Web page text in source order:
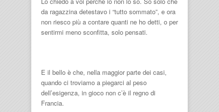
da ragazzina detestavo i “tutto sommato”, e ora
non riesco più a contare quanti ne ho detti, o per
sentirmi meno sconfitta, solo pensati.
E il bello è che, nella maggior parte dei casi,
quando ci troviamo a piegarci al peso
dell’esigenza, in gioco non c’è il regno di
Francia.